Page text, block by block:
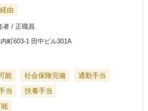
由
者 / 正職員
町603-1 田中ビル301A
能 社会保険完備
通勤手当
当
扶養手当